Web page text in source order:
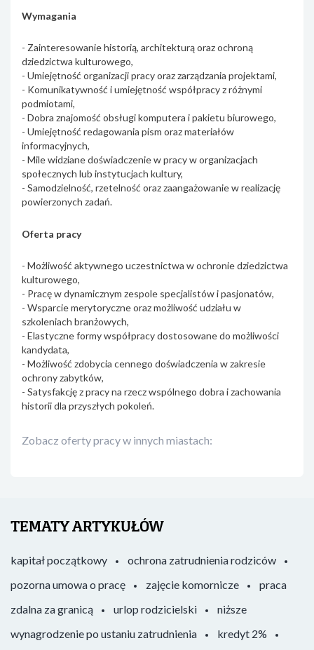
Wymagania
- Zainteresowanie historią, architekturą oraz ochroną
dziedzictwa kulturowego,
- Umiejętność organizacji pracy oraz zarządzania projektami,
- Komunikatywność i umiejętność współpracy z różnymi
podmiotami,
- Dobra znajomość obsługi komputera i pakietu biurowego,
- Umiejętność redagowania pism oraz materiałów
informacyjnych,
- Mile widziane doświadczenie w pracy w organizacjach
społecznych lub instytucjach kultury,
- Samodzielność, rzetelność oraz zaangażowanie w realizację
powierzonych zadań.
Oferta pracy
- Możliwość aktywnego uczestnictwa w ochronie dziedzictwa
kulturowego,
- Pracę w dynamicznym zespole specjalistów i pasjonatów,
- Wsparcie merytoryczne oraz możliwość udziału w
szkoleniach branżowych,
- Elastyczne formy współpracy dostosowane do możliwości
kandydata,
- Możliwość zdobycia cennego doświadczenia w zakresie
ochrony zabytków,
- Satysfakcję z pracy na rzecz wspólnego dobra i zachowania
historii dla przyszłych pokoleń.
Zobacz oferty pracy w innych miastach:
TEMATY ARTYKUŁÓW
kapitał początkowy
ochrona zatrudnienia rodziców
pozorna umowa o pracę
zajęcie komornicze
praca
zdalna za granicą
urlop rodzicielski
niższe
wynagrodzenie po ustaniu zatrudnienia
kredyt 2%